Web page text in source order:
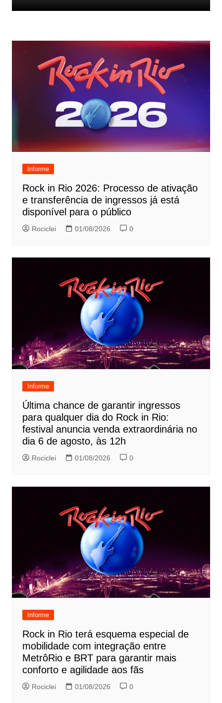
Informe
Rock in Rio 2026: Processo de ativação
e transferência de ingressos já está
disponível para o público
Rociclei 01/08/2026 0
Informe
Última chance de garantir ingressos
para qualquer dia do Rock in Rio:
festival anuncia venda extraordinária no
dia 6 de agosto, às 12h
Rociclei 01/08/2026 0
Informe
Rock in Rio terá esquema especial de
mobilidade com integração entre
MetrôRio e BRT para garantir mais
conforto e agilidade aos fãs
Rociclei 01/08/2026 0